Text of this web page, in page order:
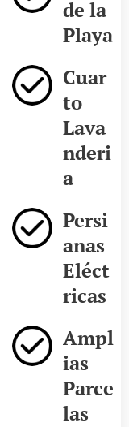
de la
Playa
Cuar
to
Lava
nderi
a
Persi
anas
Eléct
ricas
Ampl
ias
Parce
las